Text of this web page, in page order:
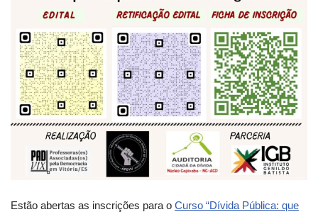
Estão abertas as inscrições para o Curso “Dívida Pública: que